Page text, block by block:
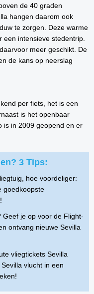
de 40 graden
hangen daarom ook
te zorgen. Deze warme
een intensieve stedentrip.
meer geschikt. De
de kans op neerslag
per fiets, het is een
is het openbaar
is in 2009 geopend en er
3 Tips:
hoe voordeliger:
goedkoopste
je op voor de Flight-
ontvang nieuwe Sevilla
vliegtickets Sevilla
vlucht in een